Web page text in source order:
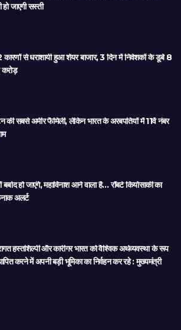
हो जाएगी सस्ती
कारणों से धराशायी हुआ शेयर बाजार, 3 दिन में निवेशकों के डूबे 8
की सबसे अमीर फैमिली, लेकिन भारत के अरबपतियों में 11वें नंबर
बर्बाद हो जाएंगे, महाविनाश आने वाला है… रॉबर्ट कियोसाकी का
अलर्ट
हस्तशिल्पी और कारीगर भारत को वैश्विक अर्थव्यवस्था के रूप
करने में अपनी बड़ी भूमिका का निर्वहन कर रहे : मुख्यमंत्री